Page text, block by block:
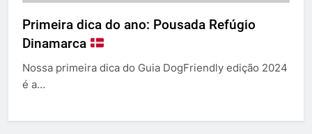
Primeira dica do ano: Pousada Refúgio
Dinamarca
Nossa primeira dica do Guia DogFriendly edição 2024
é a…